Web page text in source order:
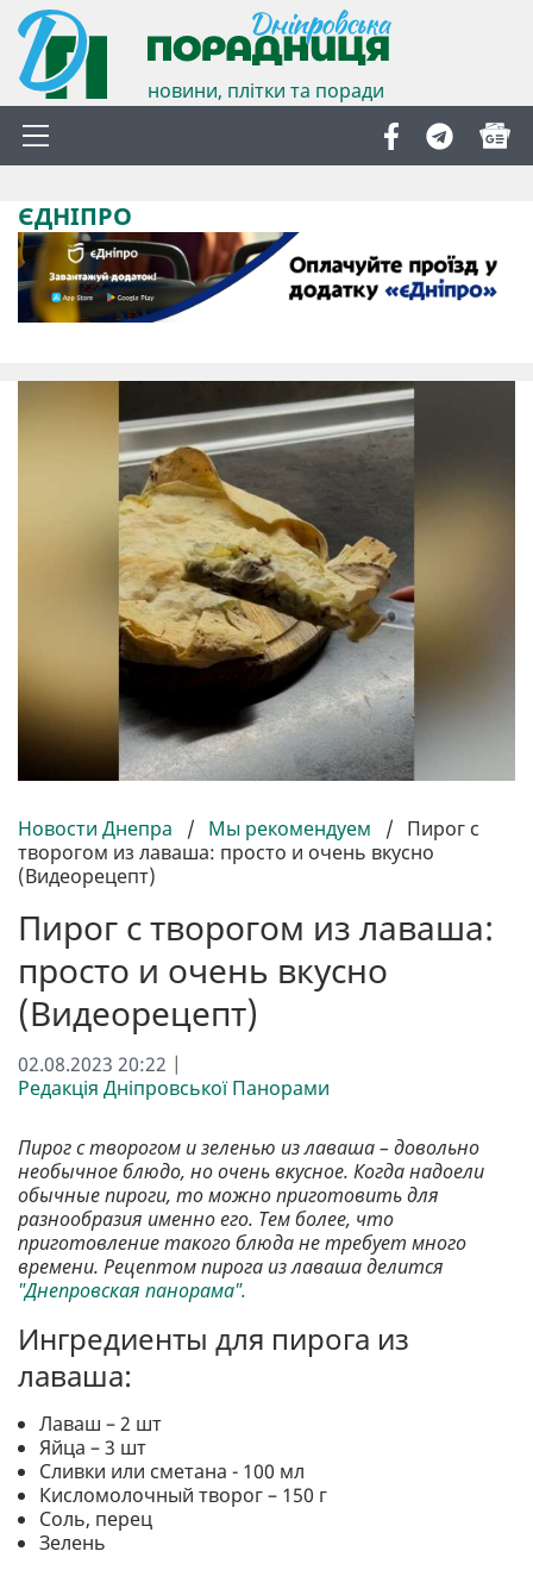
новини, плітки та поради
ЄДНІПРО
Новости Днепра / Мы рекомендуем / Пирог с
творогом из лаваша: просто и очень вкусно
(Видеорецепт)
Пирог с творогом из лаваша:
просто и очень вкусно
(Видеорецепт)
02.08.2023 20:22 |
Редакція Дніпровської Панорами
Пирог с творогом и зеленью из лаваша – довольно
необычное блюдо, но очень вкусное. Когда надоели
обычные пироги, то можно приготовить для
разнообразия именно его. Тем более, что
приготовление такого блюда не требует много
времени. Рецептом пирога из лаваша делится
"Днепровская панорама".
Ингредиенты для пирога из
лаваша:
Лаваш – 2 шт
Яйца – 3 шт
Сливки или сметана - 100 мл
Кисломолочный творог – 150 г
Соль, перец
Зелень